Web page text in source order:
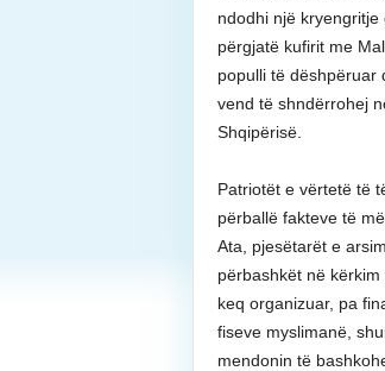
ndodhi një
përgjatë kufirit me
populli të dëshpëruar
vend të shndërrohej
Shqipërisë.
Patriotët e vërtetë të
përballë fakteve të
Ata, pjesëtarët e
përbashkët në
keq organizuar, pa
fiseve myslimanë,
mendonin të